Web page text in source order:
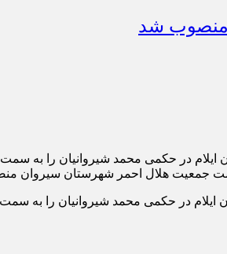
منصوب شد
ایلام در حکمی محمد شیروانیان
جمعیت هلال احمر شهرستان
ایلام در حکمی محمد شیروانیان را